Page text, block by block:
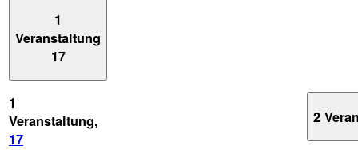
1
Veranstaltung
17
1
Veranstaltung,
17
2